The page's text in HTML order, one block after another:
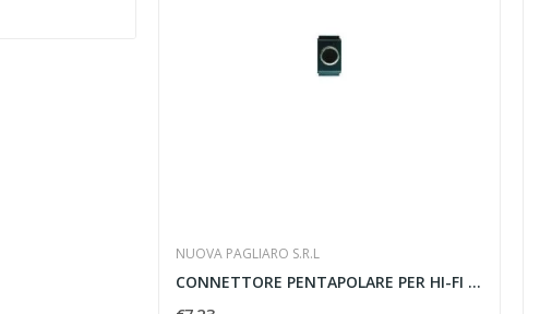
NUOVA PAGLIARO S.R.L
CONNETTORE PENTAPOLARE PER HI-FI DIN - NUOVA...